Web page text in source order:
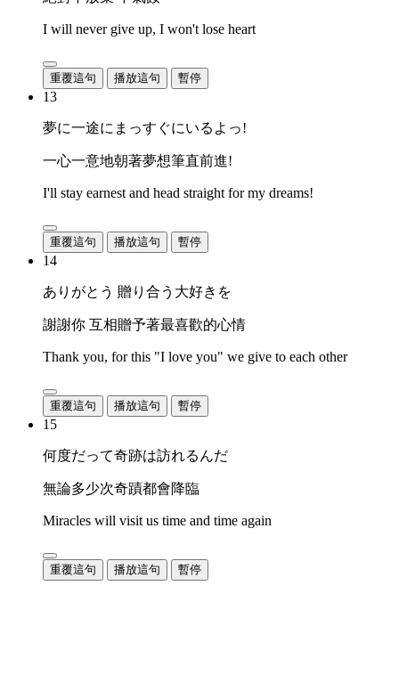
I will never give up, I won't lose heart
重覆這句 播放這句 暫停
13
夢に一途にまっすぐにいるよっ!
一心一意地朝著夢想筆直前進!
I'll stay earnest and head straight for my dreams!
重覆這句 播放這句 暫停
14
ありがとう 贈り合う大好きを
謝謝你 互相贈予著最喜歡的心情
Thank you, for this "I love you" we give to each other
重覆這句 播放這句 暫停
15
何度だって奇跡は訪れるんだ
無論多少次奇蹟都會降臨
Miracles will visit us time and time again
重覆這句 播放這句 暫停